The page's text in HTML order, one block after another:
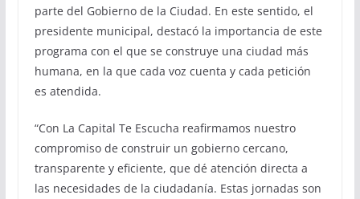
parte del Gobierno de la Ciudad. En este sentido, el
presidente municipal, destacó la importancia de este
programa con el que se construye una ciudad más
humana, en la que cada voz cuenta y cada petición
es atendida.
“Con La Capital Te Escucha reafirmamos nuestro
compromiso de construir un gobierno cercano,
transparente y eficiente, que dé atención directa a
las necesidades de la ciudadanía. Estas jornadas son